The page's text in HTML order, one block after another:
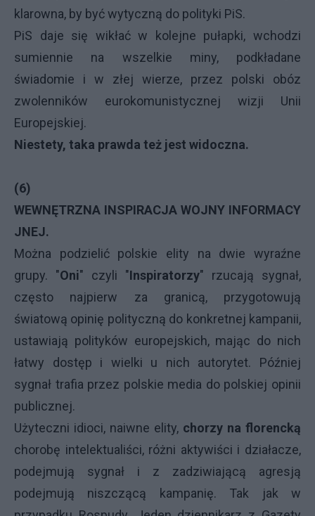
klarowna, by być wytyczną do polityki PiS.
PiS daje się wikłać w kolejne pułapki, wchodzi
sumiennie na wszelkie miny, podkładane
świadomie i w złej wierze, przez polski obóz
zwolenników eurokomunistycznej wizji Unii
Europejskiej.
Niestety, taka prawda też jest widoczna.
(6)
WEWNĘTRZNA INSPIRACJA WOJNY INFORMACY
JNEJ.
Można podzielić polskie elity na dwie wyraźne
grupy. "Oni" czyli "Inspiratorzy" rzucają sygnał,
często najpierw za granicą, przygotowują
światową opinię polityczną do konkretnej kampanii,
ustawiają polityków europejskich, mając do nich
łatwy dostęp i wielki u nich autorytet. Później
sygnał trafia przez polskie media do polskiej opinii
publicznej.
Użyteczni idioci, naiwne elity, chorzy na florencką
chorobę intelektualiści, różni aktywiści i działacze,
podejmują sygnał i z zadziwiającą agresją
podejmują niszczącą kampanię. Tak jak w